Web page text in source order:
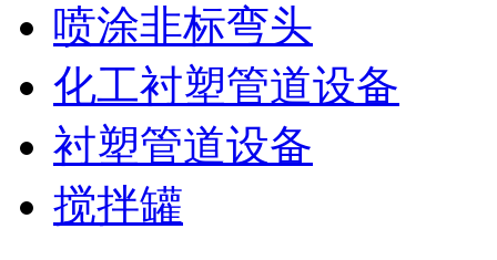
喷涂非标弯头
化工衬塑管道设备
衬塑管道设备
搅拌罐